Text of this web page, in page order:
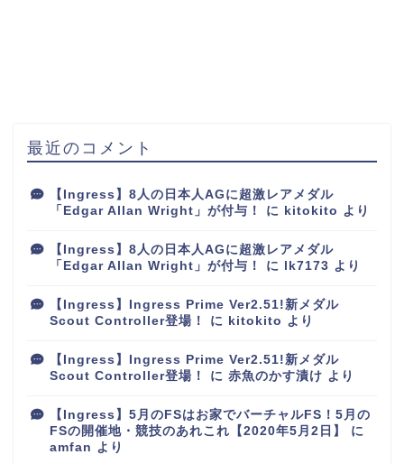
最近のコメント
【Ingress】8人の日本人AGに超激レアメダル
「Edgar Allan Wright」が付与！
に kitokito より
【Ingress】8人の日本人AGに超激レアメダル
「Edgar Allan Wright」が付与！
に lk7173 より
【Ingress】Ingress Prime Ver2.51!新メダル
Scout Controller登場！
に kitokito より
【Ingress】Ingress Prime Ver2.51!新メダル
Scout Controller登場！
に 赤魚のかす漬け より
【Ingress】5月のFSはお家でバーチャルFS！5月の
FSの開催地・競技のあれこれ【2020年5月2日】
に
amfan より